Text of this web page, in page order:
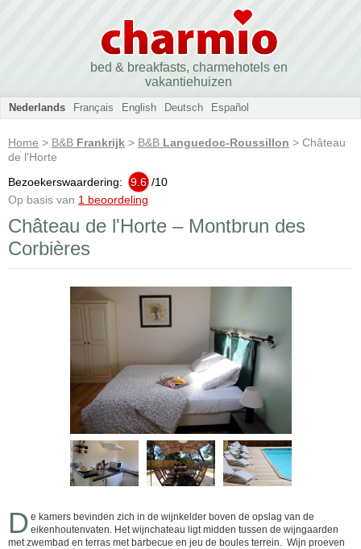
bed & breakfasts, charmehotels en
vakantiehuizen
Nederlands Français English Deutsch Español
Home > B&B Frankrijk > B&B Languedoc-Roussillon > Château
de l'Horte
Bezoekerswaardering:
9.6 /10
Op basis van 1 beoordeling
Château de l'Horte – Montbrun des
Corbières
D e kamers bevinden zich in de wijnkelder boven de opslag van de
eikenhoutenvaten. Het wijnchateau ligt midden tussen de wijngaarden
met zwembad en terras met barbecue en jeu de boules terrein. Wijn proeven